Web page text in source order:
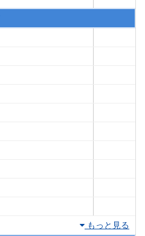
もっと見る